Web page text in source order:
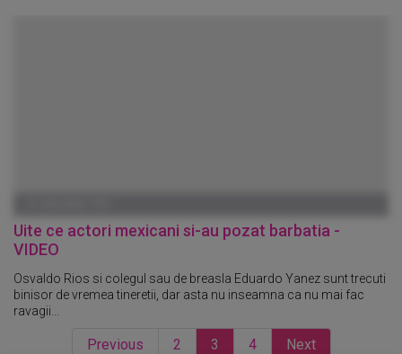
Uite ce actori mexicani si-au pozat barbatia -
VIDEO
Osvaldo Rios si colegul sau de breasla Eduardo Yanez sunt trecuti
binisor de vremea tineretii, dar asta nu inseamna ca nu mai fac
ravagii...
Previous 2 3 4 Next